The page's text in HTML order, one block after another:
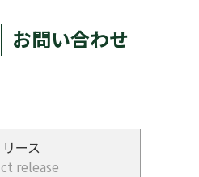
お問い合わせ
ース
release